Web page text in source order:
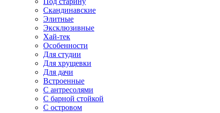
Скандинавские
Элитные
Эксклюзивные
Хай-тек
Особенности
Для студии
Для хрущевки
Для дачи
Встроенные
С антресолями
С барной стойкой
С островом